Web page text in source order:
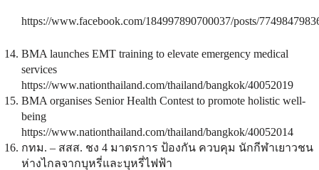
https://www.facebook.com/184997890700037/posts/
BMA launches EMT training to elevate emergency medical
services
https://www.nationthailand.com/thailand/bangkok/40052019
BMA organises Senior Health Contest to promote holistic well-
being
https://www.nationthailand.com/thailand/bangkok/40052014
กทม. – สสส. ชง 4 มาตรการ ป้องกัน ควบคุม นักกีฬาเยาวชน
ห่างไกลจากบุหรี่และบุหรี่ไฟฟ้า